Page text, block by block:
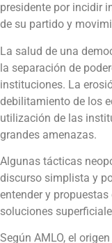
presidente por incidir
de su partido y
La salud de una
la separación de
instituciones. La
debilitamiento de los
utilización de las
grandes amenazas.
Algunas tácticas
discurso simplista y
entender y
soluciones
Según AMLO, el